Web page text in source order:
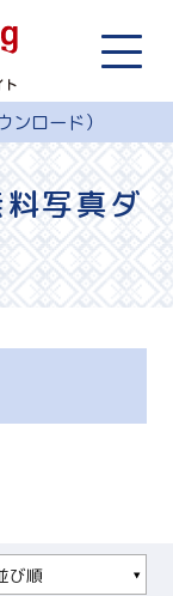
ロード）
写真ダ
び順